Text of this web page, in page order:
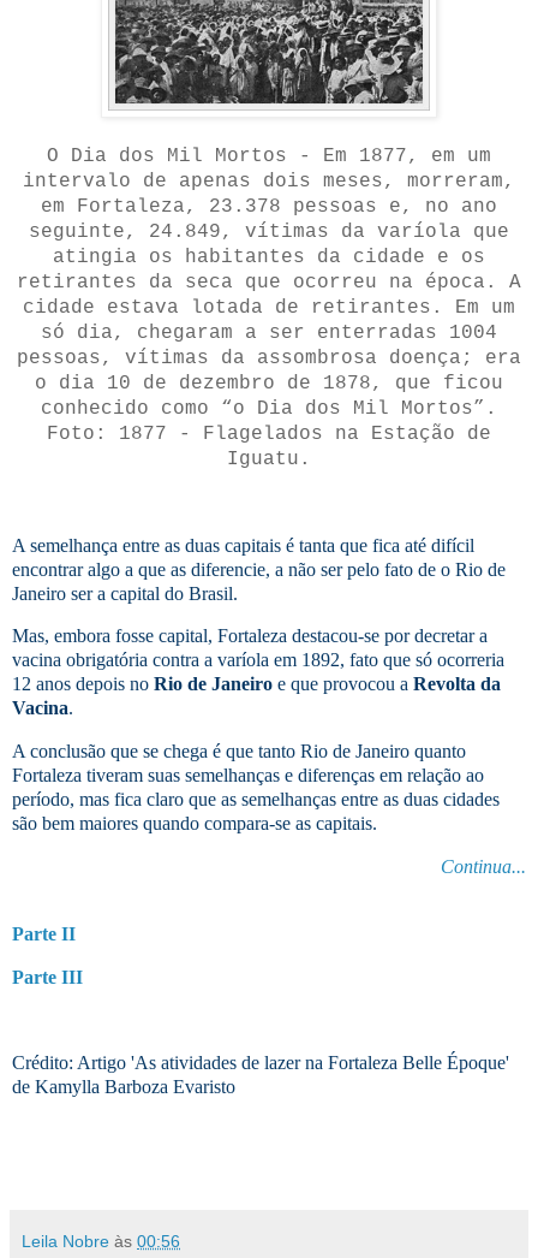
O Dia dos Mil Mortos - Em 1877, em um
intervalo de apenas dois meses, morreram,
em Fortaleza, 23.378 pessoas e, no ano
seguinte, 24.849, vítimas da varíola que
atingia os habitantes da cidade e os
retirantes da seca que ocorreu na época. A
cidade estava lotada de retirantes. Em um
só dia, chegaram a ser enterradas 1004
pessoas, vítimas da assombrosa doença; era
o dia 10 de dezembro de 1878, que ficou
conhecido como “o Dia dos Mil Mortos”.
Foto: 1877 - Flagelados na Estação de
Iguatu.
A semelhança entre as duas capitais é tanta que fica até difícil
encontrar algo a que as diferencie, a não ser pelo fato de o Rio de
Janeiro ser a capital do Brasil.
Mas, embora fosse capital, Fortaleza destacou-se por decretar a
vacina obrigatória contra a varíola em 1892, fato que só ocorreria
12 anos depois no Rio de Janeiro e que provocou a Revolta da
Vacina.
A conclusão que se chega é que tanto Rio de Janeiro quanto
Fortaleza tiveram suas semelhanças e diferenças em relação ao
período, mas fica claro que as semelhanças entre as duas cidades
são bem maiores quando compara-se as capitais.
Continua...
Parte II
Parte III
Crédito: Artigo 'As atividades de lazer na Fortaleza Belle Époque'
de Kamylla Barboza Evaristo
Leila Nobre às 00:56